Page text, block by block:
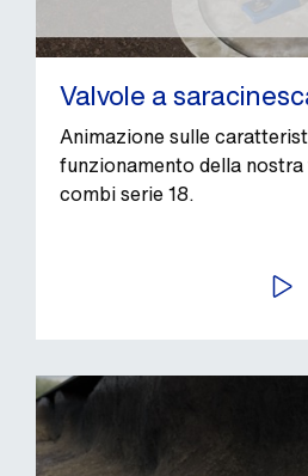
Valvole a
Animazione sulle
funzionamento della
combi serie 18.
AVVIA